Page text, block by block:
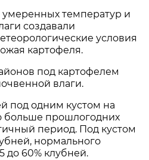
температур и
создавали
условия
картофеля.
под картофелем
влаги.
под одним кустом на
больше прошлогодних
период. Под кустом
нормального
до 60% клубней.